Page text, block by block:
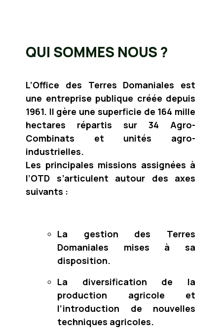
QUI SOMMES NOUS ?
L’Office des Terres Domaniales est
une entreprise publique créée depuis
1961. Il gère une superficie de 164 mille
hectares répartis sur 34 Agro-
Combinats et unités agro-
industrielles.
Les principales missions assignées à
l’OTD s’articulent autour des axes
suivants :
La gestion des Terres
Domaniales mises à sa
disposition.
La diversification de la
production agricole et
l’introduction de nouvelles
techniques agricoles.